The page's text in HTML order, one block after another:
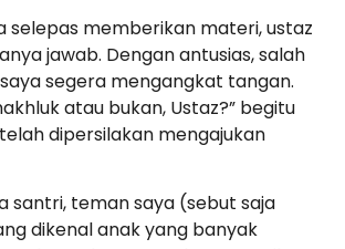
selepas memberikan materi, ustaz
jawab. Dengan antusias, salah
segera mengangkat tangan.
atau bukan, Ustaz?” begitu
dipersilakan mengajukan
santri, teman saya (sebut saja
dikenal anak yang banyak